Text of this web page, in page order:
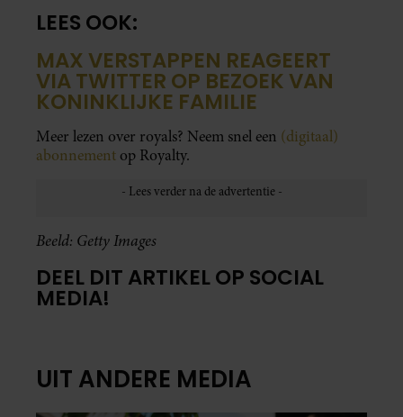
LEES OOK:
MAX VERSTAPPEN REAGEERT
VIA TWITTER OP BEZOEK VAN
KONINKLIJKE FAMILIE
Meer lezen over royals? Neem snel een (digitaal)
abonnement op Royalty.
Beeld: Getty Images
DEEL DIT ARTIKEL OP SOCIAL
MEDIA!
UIT ANDERE MEDIA